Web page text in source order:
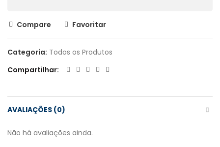
Compare Favoritar
Categoria: Todos os Produtos
Compartilhar
AVALIAÇÕES (0)
Não há avaliações ainda.